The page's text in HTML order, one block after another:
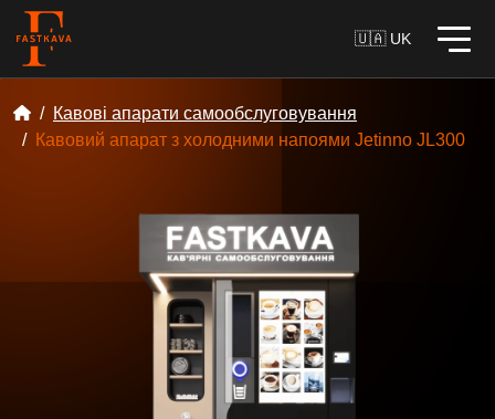
🇺🇦 UK
Кавові апарати самообслуговування
Кавовий апарат з холодними напоями Jetinno JL300